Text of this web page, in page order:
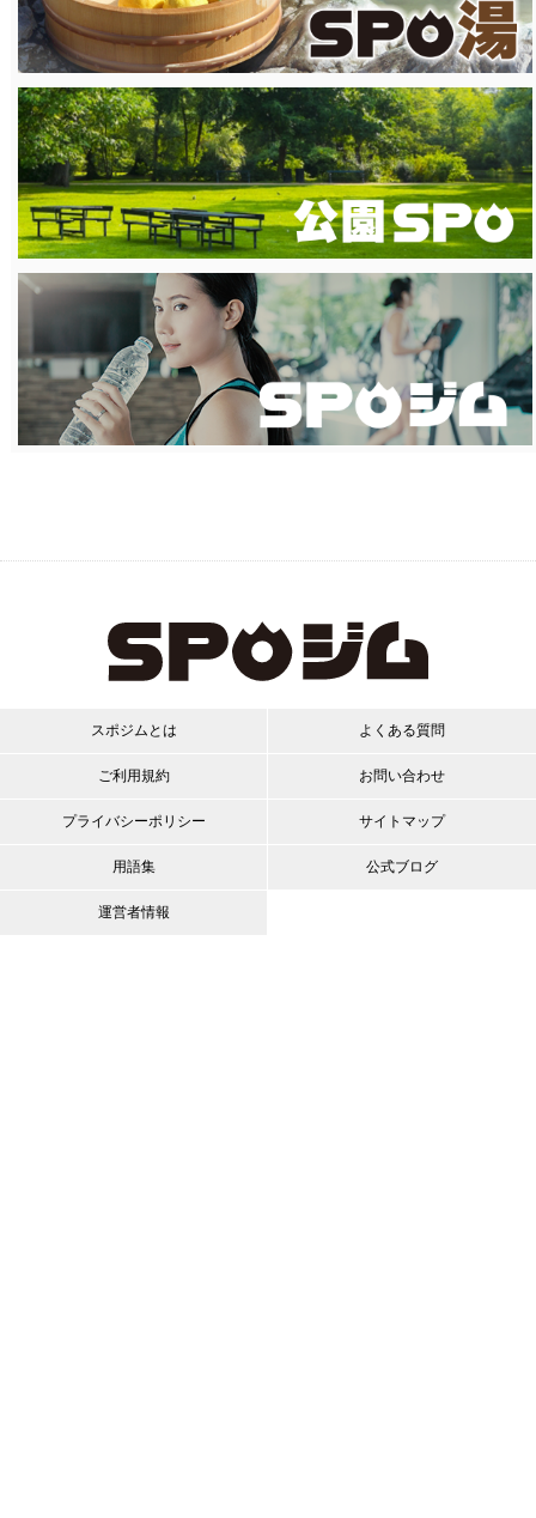
スポジムとは
ご利用規約
プライバシーポリシー
用語集
運営者情報
よくある質問
お問い合わせ
サイトマップ
公式ブログ